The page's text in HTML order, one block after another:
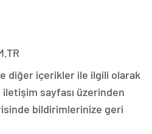
diğer içerikler ile ilgili olarak
sayfası üzerinden
bildirimlerinize geri